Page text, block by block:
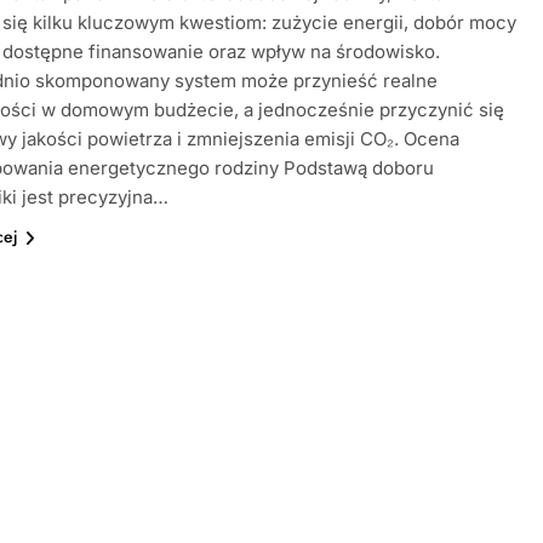
kilku kluczowym kwestiom: zużycie energii, dobór mocy
finansowanie oraz wpływ na środowisko.
skomponowany system może przynieść realne
w domowym budżecie, a jednocześnie przyczynić się
jakości powietrza i zmniejszenia emisji CO₂. Ocena
energetycznego rodziny Podstawą doboru
jest precyzyjna…